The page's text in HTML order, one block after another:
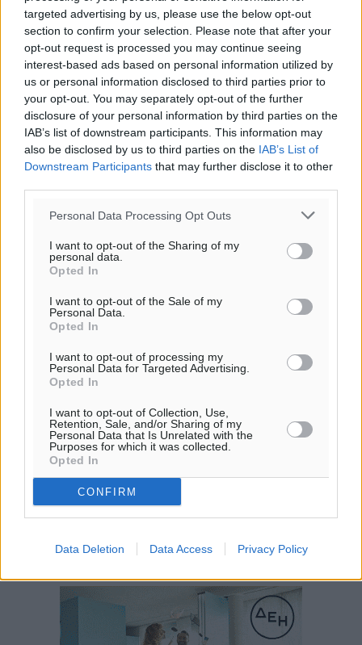
targeted advertising by us, please use the below opt-out
section to confirm your selection. Please note that after your
opt-out request is processed you may continue seeing
interest-based ads based on personal information utilized by
us or personal information disclosed to third parties prior to
your opt-out. You may separately opt-out of the further
disclosure of your personal information by third parties on the
IAB’s list of downstream participants. This information may
also be disclosed by us to third parties on the IAB’s List of
Downstream Participants that may further disclose it to other
Personal Data Processing Opt Outs
I want to opt-out of the Sharing of my
personal data.
Opted In
I want to opt-out of the Sale of my
Personal Data.
Opted In
I want to opt-out of processing my
Personal Data for Targeted Advertising.
Opted In
I want to opt-out of Collection, Use,
Retention, Sale, and/or Sharing of my
Personal Data that Is Unrelated with the
Purposes for which it was collected.
Opted In
CONFIRM
Data Deletion Data Access Privacy Policy
πρόγνωση:
31°
ΣΑ
28°
ΚΥ
29°
ΔΕ
29°
ΤΡ